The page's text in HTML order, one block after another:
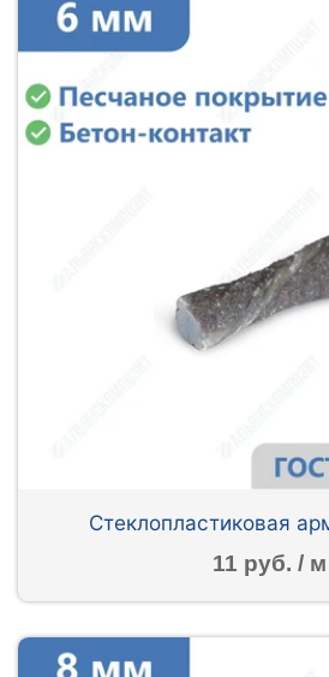
Стеклопластиковая
11 руб. / м